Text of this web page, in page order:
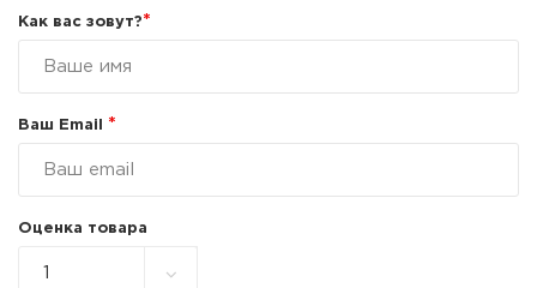
Как вас зовут?*
Ваш Email *
Оценка товара